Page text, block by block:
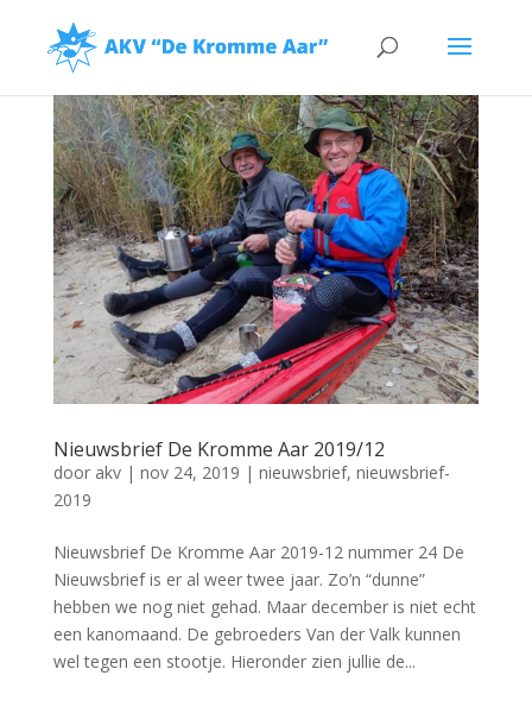
Nieuwsbrief De Kromme Aar 2019/12
door akv| nov 24, 2019 | nieuwsbrief, nieuwsbrief-
2019
Nieuwsbrief De Kromme Aar 2019-12 nummer 24 De
Nieuwsbrief is er al weer twee jaar. Zo’n “dunne”
hebben we nog niet gehad. Maar december is niet echt
een kanomaand. De gebroeders Van der Valk kunnen
wel tegen een stootje. Hieronder zien jullie de...